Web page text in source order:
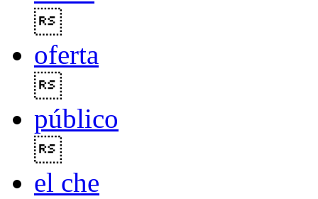
oferta
público
el che